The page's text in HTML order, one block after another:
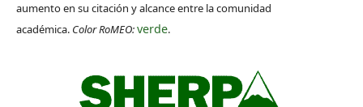
aumento en su citación y alcance entre la comunidad
académica. Color RoMEO:verde.